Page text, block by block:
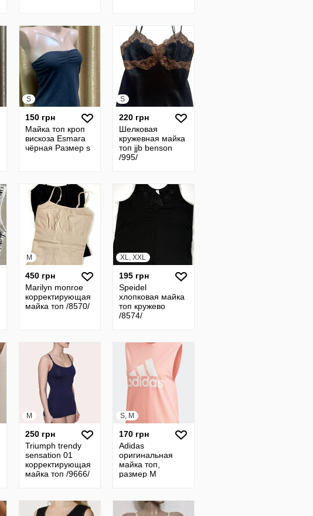
S
150 грн
Майка топ кроп
вискоза Esmara
чёрная Размер s
S
220 грн
Шелковая
кружевная майка
топ jjb benson
/995/
M
450 грн
Marilyn monroe
корректирующая
майка топ /8570/
XL, XXL
195 грн
Speidel
хлопковая майка
топ кружево
/8574/
M
250 грн
Triumph trendy
sensation 01
корректирующая
майка топ /9666/
S, M
170 грн
Adidas
оригинальная
майка топ,
размер М